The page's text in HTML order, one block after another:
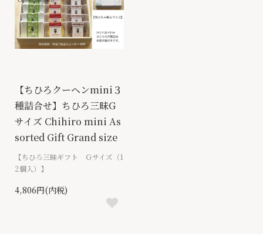
【ちひろクーヘンmini３
種詰合せ】ちひろ三昧G
サイズ Chihiro mini As
sorted Gift Grand size
【ちひろ三昧ギフト Ｇサイズ（1
2個入）】
4,806円(内税)